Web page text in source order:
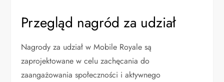
Przegląd nagród za udział
Nagrody za udział w Mobile Royale są
zaprojektowane w celu zachęcania do
zaangażowania społeczności i aktywnego